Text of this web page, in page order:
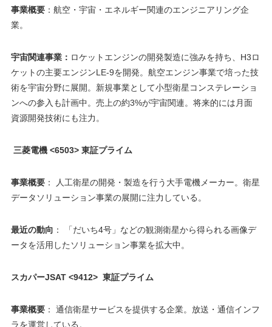
事業概要 ：航空・宇宙・エネルギー関連のエンジニアリング企
業。
宇宙関連事業： ロケットエンジンの開発製造に強みを持ち、H3ロ
ケットの主要エンジンLE-9を開発。航空エンジン事業で培った技
術を宇宙分野に展開。新規事業として小型衛星コンステレーショ
ンへの参入も計画中。売上の約3%が宇宙関連。将来的には月面
資源開発技術にも注力。
三菱電機 <6503> 東証プライム
事業概要 ： 人工衛星の開発・製造を行う大手電機メーカー。衛星
データソリューション事業の展開に注力している。
最近の動向 ： 「だいち4号」などの観測衛星から得られる画像デ
ータを活用したソリューション事業を拡大中。
スカパーJSAT <9412> 東証プライム
事業概要 ： 通信衛星サービスを提供する企業。放送・通信インフ
ラを運営している。